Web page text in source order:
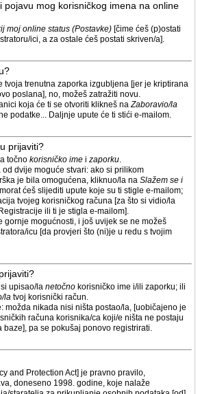
pojavu mog korisničkog imena na online
moj online status (Postavke) [čime ćeš (p)ostati
ici, a za ostale ćeš postati skriven/a].
tvoja trenutna zaporka izgubljena [jer je kriptirana
poslana], no, možeš zatražiti novu.
koja će ti se otvoriti klikneš naZaboravio/la
podatke... Daljnje upute će ti stići e-mailom.
prijaviti?
točno korisničko ime i zaporku.
dvije moguće stvari: ako si prilikom
je bila omogućena, kliknuo/la na Slažem se i
morat ćeš slijediti upute koje su ti stigle e-mailom;
tvojeg korisničkog računa [za što si vidio/la
ili ti je stigla e-mailom].
gornje mogućnosti, i još uvijek se ne možeš
icu [da provjeri što (ni)je u redu s tvojim
upisao/la netočno korisničko ime i/ili zaporku; ili
la tvoj korisnički račun.
možda nikada nisi ništa postao/la, [uobičajeno je
računa korisnika/ca koji/e ništa ne postaju
baze], pa se pokušaj ponovo registrirati.
and Protection Act] je pravno pravilo,
doneseno 1998. godine, koje nalaže